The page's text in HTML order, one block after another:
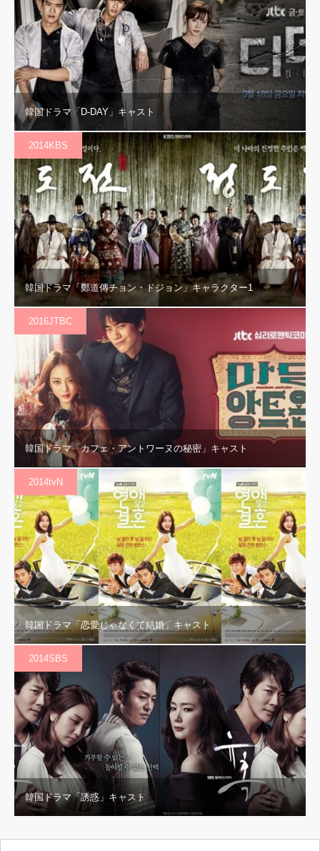
韓国ドラマ「D-DAY」キャスト
2014KBS
韓国ドラマ「鄭道傳チョン・ドジョン」キャラクター1
2016JTBC
韓国ドラマ「カフェ・アントワーヌの秘密」キャスト
2014tvN
韓国ドラマ「恋愛じゃなくて結婚」キャスト
2014SBS
韓国ドラマ「誘惑」キャスト